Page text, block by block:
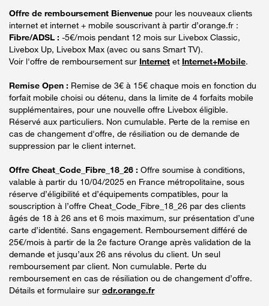
Offre de remboursement Bienvenue pour les nouveaux clients
internet et internet + mobile souscrivant à partir d’orange.fr :
Fibre/ADSL : -5€/mois pendant 12 mois sur Livebox Classic,
Livebox Up, Livebox Max (avec ou sans Smart TV).
Voir l'offre de remboursement sur Internet et Internet+Mobile.
Remise Open : Remise de 3€ à 15€ chaque mois en fonction du
forfait mobile choisi ou détenu, dans la limite de 4 forfaits mobile
supplémentaires, pour une nouvelle offre Livebox éligible.
Réservé aux particuliers. Non cumulable. Perte de la remise en
cas de changement d'offre, de résiliation ou de demande de
suppression par le client internet.
Offre Cheat_Code_Fibre_18_26 : Offre soumise à conditions,
valable à partir du 10/04/2025 en France métropolitaine, sous
réserve d’éligibilité et d’équipements compatibles, pour la
souscription à l’offre Cheat_Code_Fibre_18_26 par des clients
âgés de 18 à 26 ans et 6 mois maximum, sur présentation d’une
carte d’identité. Sans engagement. Remboursement différé de
25€/mois à partir de la 2e facture Orange après validation de la
demande et jusqu’aux 26 ans révolus du client. Un seul
remboursement par client. Non cumulable. Perte du
remboursement en cas de résiliation ou de changement d’offre.
Détails et formulaire sur odr.orange.fr